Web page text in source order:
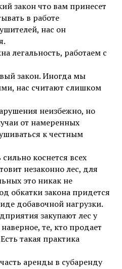
закон что вам принесет
в работе
нас он
легальность, работаем с
закон. Иногда мы
нас считают слишком
неизбежно, но
от намеренных
к честным
коснется всех
незаконно лес, для
это никак не
обкатки закона придется
добавочной нагрузки.
закупают лес у
те, кто продает
такая практика
аренды в субаренду